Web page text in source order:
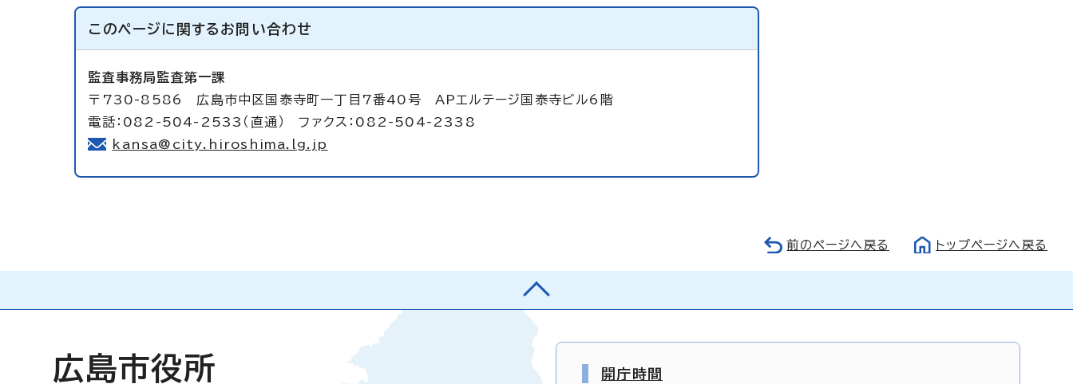
このページに関する お問い合わせ
監査事務局監査第一課
〒730-8586 広島市中区国泰寺町一丁目7番40号 APエルテージ国泰寺ビル6階
電話：082-504-2533（直通） ファクス：082-504-2338
kansa@city.hiroshima.lg.jp
前のページへ戻る トップページへ戻る
広島市役所 開庁時間